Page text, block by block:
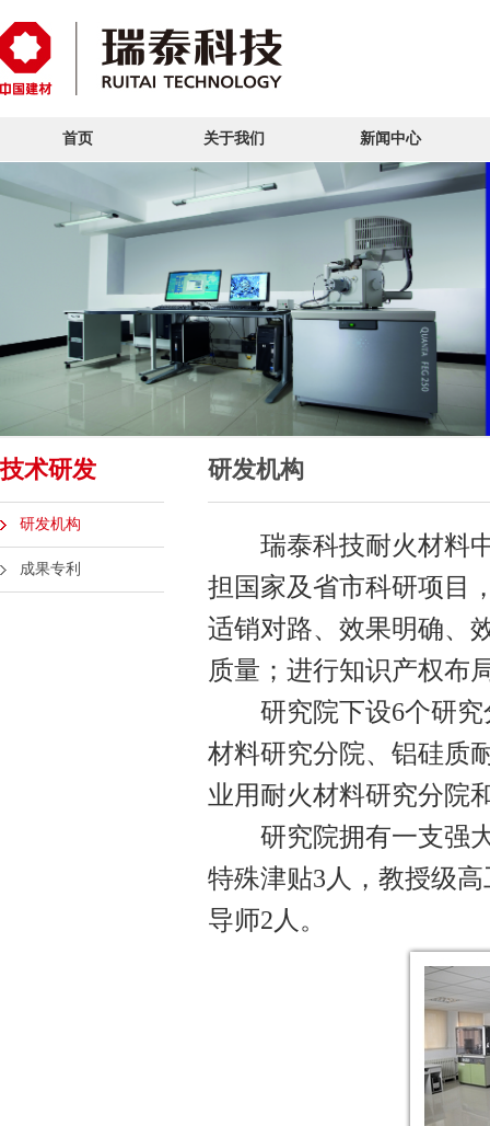
首页 关于我们 新闻中心
技术研发
研发机构
成果专利
研发机构
瑞泰科技耐火材料中
担国家及省市科研项目
适销对路、效果明确、
质量；进行知识产权布
研究院下设6个研究
材料研究分院、铝硅质
业用耐火材料研究分院
研究院拥有一支强大
特殊津贴3人，教授级
导师2人。